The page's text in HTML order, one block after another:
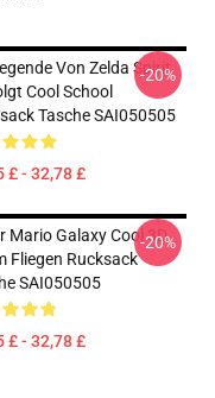
Von Zelda Spirit
Cool School
Tasche SAI050505
£ - 32,78 £
-20%
Mario Galaxy Cool 3D
Fliegen Rucksack
SAI050505
£ - 32,78 £
-20%